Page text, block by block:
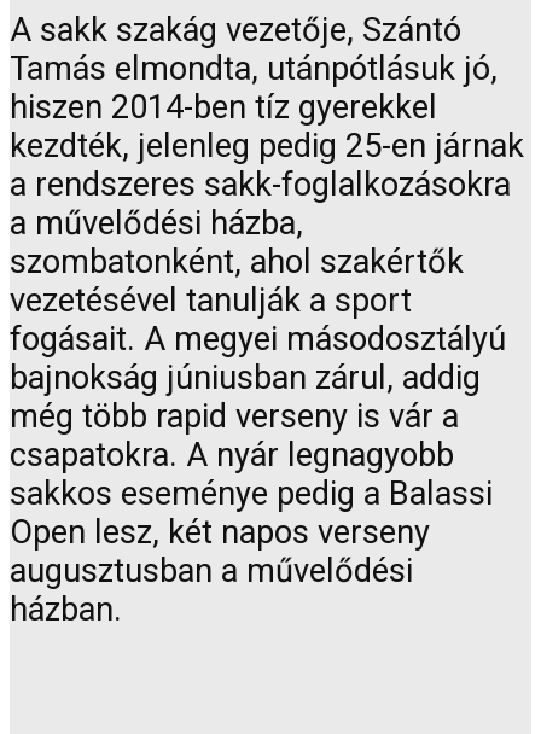
A sakk szakág vezetője, Szántó
Tamás elmondta, utánpótlásuk jó,
hiszen 2014-ben tíz gyerekkel
kezdték, jelenleg pedig 25-en járnak
a rendszeres sakk-foglalkozásokra
a művelődési házba,
szombatonként, ahol szakértők
vezetésével tanulják a sport
fogásait. A megyei másodosztályú
bajnokság júniusban zárul, addig
még több rapid verseny is vár a
csapatokra. A nyár legnagyobb
sakkos eseménye pedig a Balassi
Open lesz, két napos verseny
augusztusban a művelődési
házban.